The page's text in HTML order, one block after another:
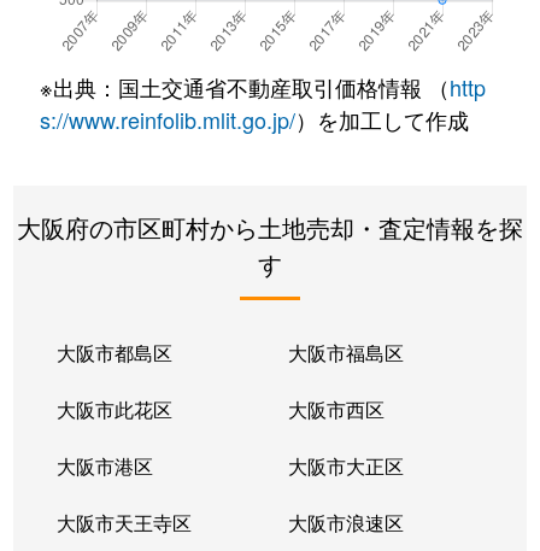
※出典：国土交通省不動産取引価格情報 （http
s://www.reinfolib.mlit.go.jp/）を加工して作成
大阪府の市区町村から土地売却・査定情報を探
す
大阪市都島区 大阪市福島区
大阪市此花区 大阪市西区
大阪市港区 大阪市大正区
大阪市天王寺区 大阪市浪速区